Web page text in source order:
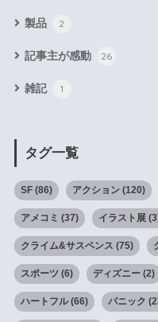
製品 2
記事主が感動 26
雑記 1
タグ一覧
SF(86) アクション(120)
アメコミ (37) イラスト展
クライム&サスペンス (75)
スポーツ (6) ディズニー(2)
ハートフル(66) パニック